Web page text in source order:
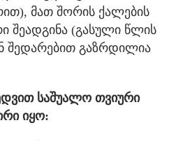
მათ შორის ქალების
შეადგინა (გასული წლის
შედარებით გაზრდილია
საშუალო თვიური
იყო: